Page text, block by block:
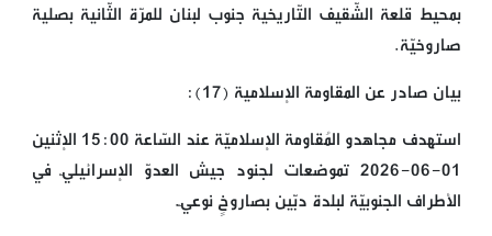
بمحيط قلعة الشّقيف التّاريخية جنوب لبنان للمرّة الثّانية بصلية
صاروخيّة.
بيان صادر عن المقاومة الإسلامية (17):
استهدف مجاهدو المُقاومة الإسلاميّة عند السّاعة 15:00 الإثنين
01-06-2026 تموضعات لجنود جيش العدوّ الإسرائيليّ في
الأطراف الجنوبيّة لبلدة دبّين بصاروخٍ نوعيّ.